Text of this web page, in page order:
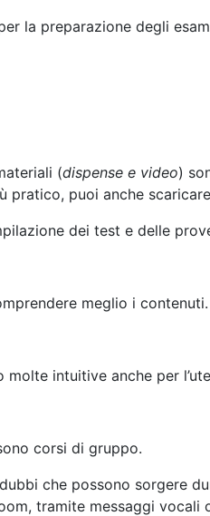
la preparazione degli
(dispense e video)
puoi anche
dei test e delle
meglio i contenuti.
intuitive anche per
corsi di gruppo.
che possono sorgere
tramite messaggi